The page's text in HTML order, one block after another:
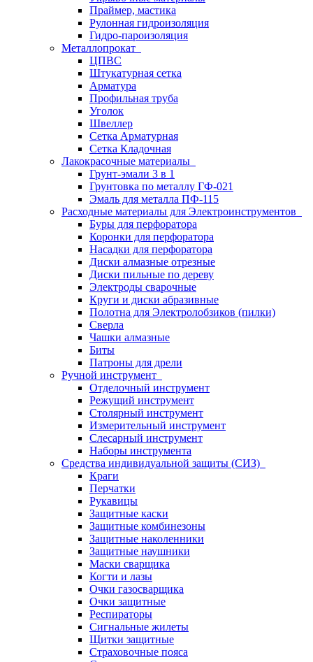
Праймер, мастика
Рулонная гидроизоляция
Гидро-пароизоляция
Металлопрокат
ЦПВС
Штукатурная сетка
Арматура
Профильная труба
Уголок
Швеллер
Сетка Арматурная
Сетка Кладочная
Лакокрасочные материалы
Грунт-эмали 3 в 1
Грунтовка по металлу ГФ-021
Эмаль для металла ПФ-115
Расходные материалы для Электроинструментов
Буры для перфоратора
Коронки для перфоратора
Насадки для перфоратора
Диски алмазные отрезные
Диски пильные по дереву
Электроды сварочные
Круги и диски абразивные
Полотна для Электролобзиков (пилки)
Сверла
Чашки алмазные
Биты
Патроны для дрели
Ручной инструмент
Отделочный инструмент
Режущий инструмент
Столярный инструмент
Измерительный инструмент
Слесарный инструмент
Наборы инструмента
Средства индивидуальной защиты (СИЗ)
Краги
Перчатки
Рукавицы
Защитные каски
Защитные комбинезоны
Защитные наколенники
Защитные наушники
Маски сварщика
Когти и лазы
Очки газосварщика
Очки защитные
Респираторы
Сигнальные жилеты
Щитки защитные
Страховочные пояса